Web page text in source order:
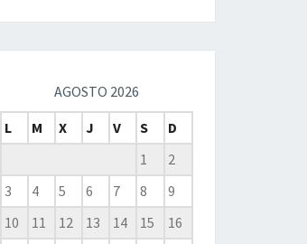
AGOSTO 2026
L
M X J V S
D
1
2
3
4 5 6 7 8
9
10
11 12 13 14 15
16